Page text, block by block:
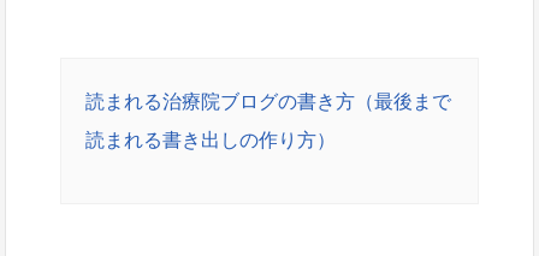
読まれる治療院ブログの書き方（最後まで
読まれる書き出しの作り方）